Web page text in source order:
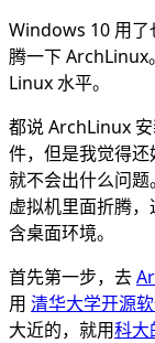
Windows 10 用了
腾一下 ArchLinux
Linux 水平。
都说 ArchLinux
件，但是我觉得还
就不会出什么问
虚拟机里面折腾
含桌面环境。
首先第一步，去
用 清华大学开源
大近的，就用科大